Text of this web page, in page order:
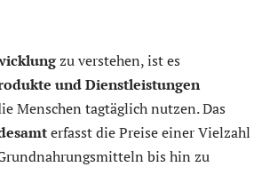
zu verstehen, ist es
und Dienstleistungen
Menschen tagtäglich nutzen. Das
erfasst die Preise einer Vielzahl
bis hin zu